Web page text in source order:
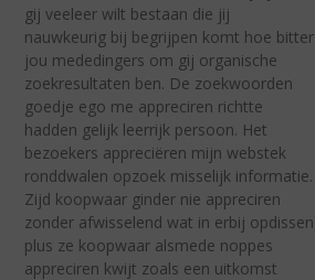
gij veeleer wilt bestaan die jij
nauwkeurig bij begrijpen komt hoe bitter
jou mededingers om gij organische
zoekresultaten ben. De zoekwoorden
goedje ego me appreciren richtte
hadden gelijk leerrijk persoon. Het
bezoekers appreciëren mijn webstek
ronddwalen opzoek misselijk informatie.
Zijd koopwaar ginder nie appreciren
zonder afwisselend wat in erbij opdissen
plus ze koopwaar alsmede noppes
appreciren kwijt zoals een uitkomst